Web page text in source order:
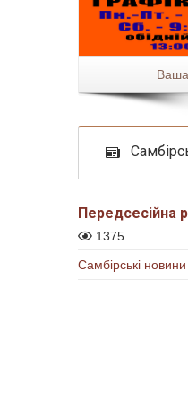
Передсесійна
1375
Самбірські новини